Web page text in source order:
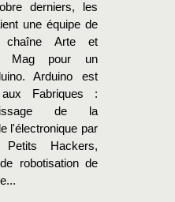
derniers, les
une équipe de
Arte et
Mag pour un
Arduino est
Fabriques :
de la
l'électronique par
Hackers,
robotisation de